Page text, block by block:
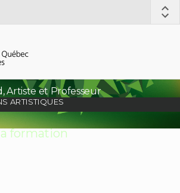
Artiste et Professeur
ARTISTIQUES
formation